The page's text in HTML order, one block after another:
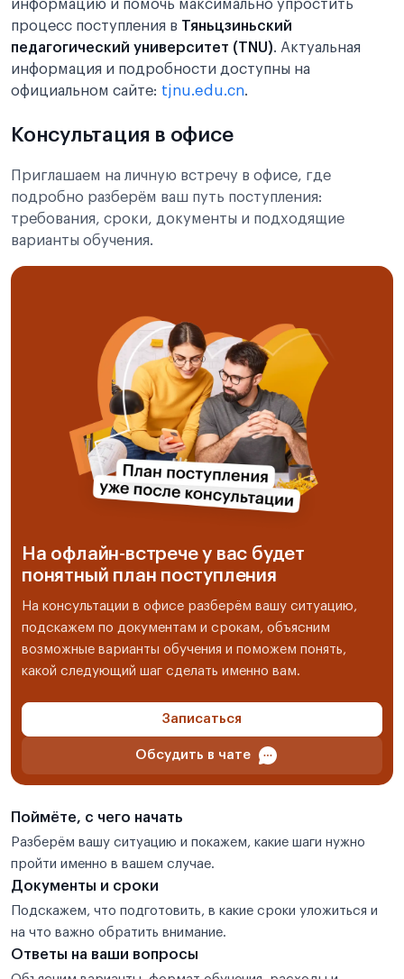
информацию и помочь максимально упростить
процесс поступления в Тяньцзиньский
педагогический университет (TNU). Актуальная
информация и подробности доступны на
официальном сайте: tjnu.edu.cn.
Консультация в офисе
Приглашаем на личную встречу в офисе, где
подробно разберём ваш путь поступления:
требования, сроки, документы и подходящие
варианты обучения.
На офлайн-встрече у вас будет
понятный план поступления
На консультации в офисе разберём вашу ситуацию,
подскажем по документам и срокам, объясним
возможные варианты обучения и поможем понять,
какой следующий шаг сделать именно вам.
Записаться
Обсудить в чате
Поймёте, с чего начать
Разберём вашу ситуацию и покажем, какие шаги нужно
пройти именно в вашем случае.
Документы и сроки
Подскажем, что подготовить, в какие сроки уложиться и
на что важно обратить внимание.
Ответы на ваши вопросы